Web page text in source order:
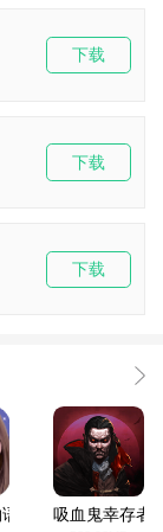
下载
下载
下载
吸血鬼幸存者